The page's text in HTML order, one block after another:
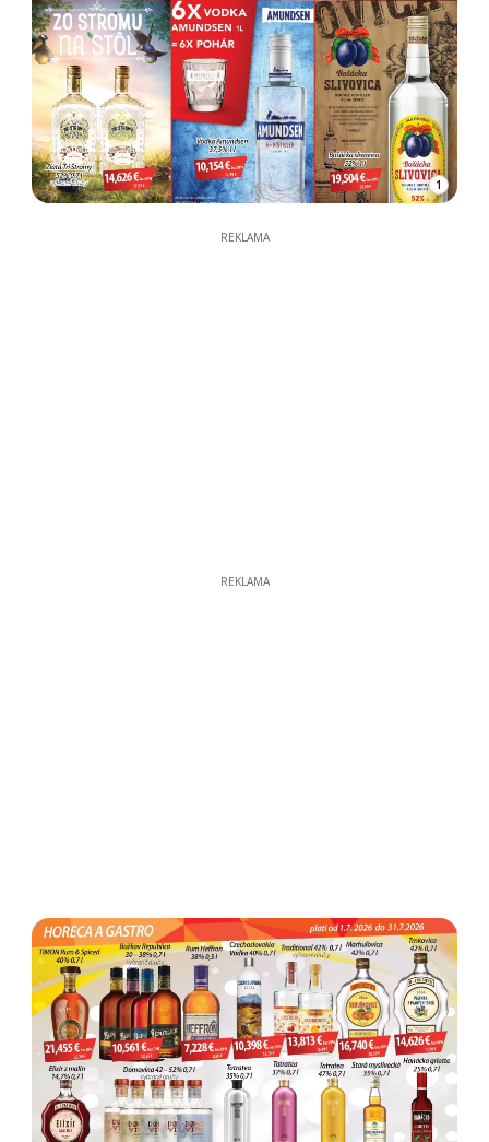
1
REKLAMA
REKLAMA